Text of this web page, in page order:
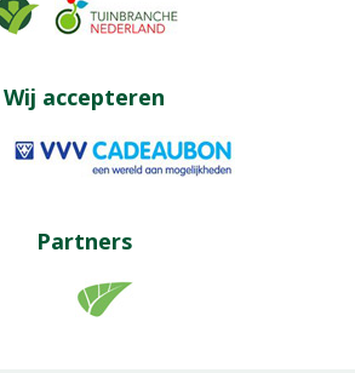
Wij accepteren
Partners